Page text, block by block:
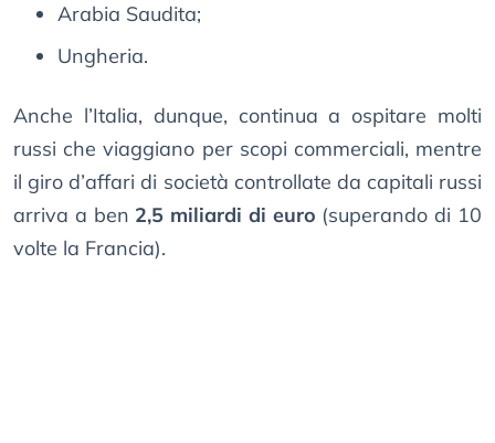
Аrаbіа Ѕаudіtа;
Unghеrіа.
Anche l’Italia, dunque, continua a ospitare molti
russi che viaggiano per scopi commerciali, mentre
il giro d’affari di società controllate da capitali russi
arriva a ben 2,5 miliardi di euro (superando di 10
volte la Francia).